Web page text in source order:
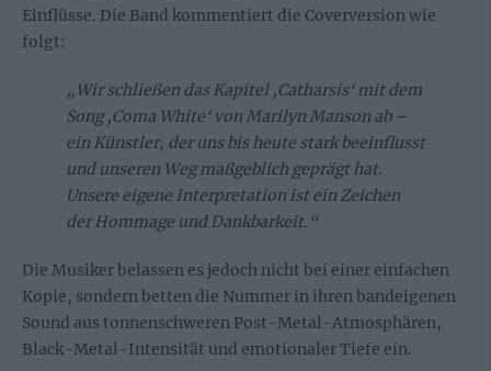
Einflüsse. Die Band kommentiert die Coverversion wie
folgt:
„Wir schließen das Kapitel ‚Catharsis‘ mit dem
Song ‚Coma White‘ von Marilyn Manson ab –
ein Künstler, der uns bis heute stark beeinflusst
und unseren Weg maßgeblich geprägt hat.
Unsere eigene Interpretation ist ein Zeichen
der Hommage und Dankbarkeit.“
Die Musiker belassen es jedoch nicht bei einer einfachen
Kopie, sondern betten die Nummer in ihren bandeigenen
Sound aus tonnenschweren Post-Metal-Atmosphären,
Black-Metal-Intensität und emotionaler Tiefe ein.